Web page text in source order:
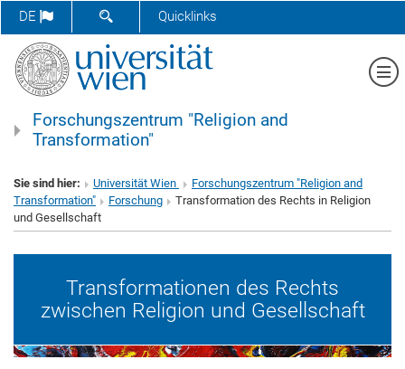
DE SUCHFORMULAR ÖFFNEN
Quicklinks
Forschungszentrum "Religion and
Transformation"
Sie sind hier: Universität Wien
Forschungszentrum "Religion and
Transformation"
Forschung
Transformation des Rechts in Religion
und Gesellschaft
Transformationen des Rechts
zwischen Religion und Gesellschaft